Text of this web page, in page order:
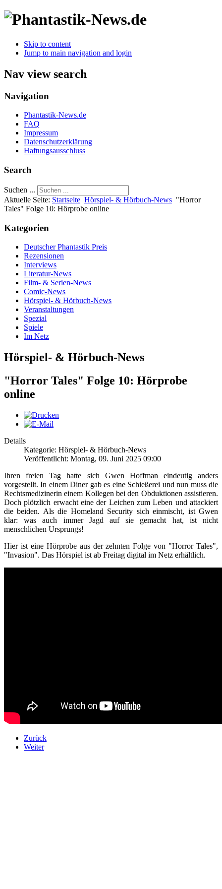
Skip to content
Jump to main navigation and login
Nav view search
Navigation
Phantastik-News.de
FAQ
Impressum
Datenschutzerklärung
Haftungsausschluss
Search
Suchen ...
Aktuelle Seite: Startseite Hörspiel- & Hörbuch-News "Horror
Tales" Folge 10: Hörprobe online
Kategorien
Deutscher Phantastik Preis
Rezensionen
Interviews
Literatur-News
Film- & Serien-News
Comic-News
Hörspiel- & Hörbuch-News
Veranstaltungen
Spezial
Spiele
Im Netz
Hörspiel- & Hörbuch-News
"Horror Tales" Folge 10: Hörprobe
online
Details
Kategorie: Hörspiel- & Hörbuch-News
Veröffentlicht: Montag, 09. Juni 2025 09:00
Ihren freien Tag hatte sich Gwen Hoffman eindeutig anders
vorgestellt. In einem Diner gab es eine Schießerei und nun muss die
Rechtsmedizinerin einem Kollegen bei den Obduktionen assistieren.
Doch plötzlich erwacht eine der Leichen zum Leben und attackiert
die beiden. Als die Homeland Security sich einmischt, ist Gwen
klar: was auch immer Jagd auf sie gemacht hat, ist nicht
menschlichen Ursprungs!
Hier ist eine Hörprobe aus der zehnten Folge von "Horror Tales",
"Invasion". Das Hörspiel ist ab Freitag digital im Netz erhältlich.
Zurück
Weiter